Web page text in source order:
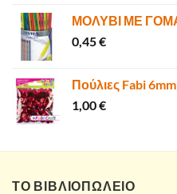
ΜΟΛΥΒΙ ΜΕ ΓΟΜΑ
0,45€
Πούλιες Fabi
1,00€
ΤΟ ΒΙΒΛΙΟΠΩΛΕΙΟ